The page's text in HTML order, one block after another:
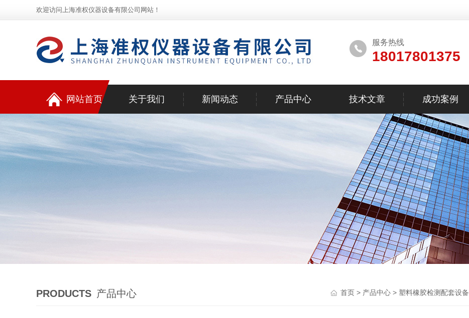
欢迎访问上海准权仪器设备有限公司网站！
服务热线
18017801375
网站首页 关于我们 新闻动态 产品中心 技术文章 成功案例
PRODUCTS 产品中心 首页 > 产品中心 > 塑料橡胶检测配套设备